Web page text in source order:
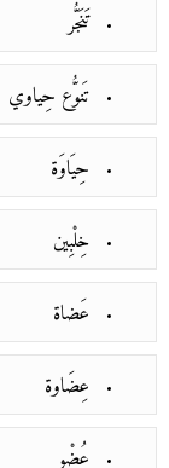
تَنَجُّر
تَنوُّع حِياوي
حِيَاوَة
خِلْبِين
عَضاة
عِضَاوة
عُضْو